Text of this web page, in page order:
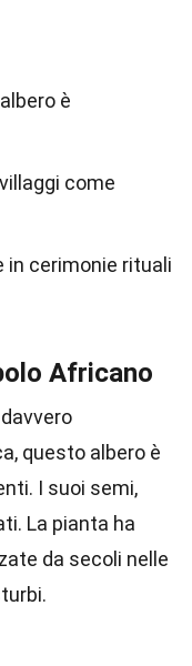
è
come
in cerimonie rituali
Africano
questo albero è
I suoi semi,
La pianta ha
da secoli nelle